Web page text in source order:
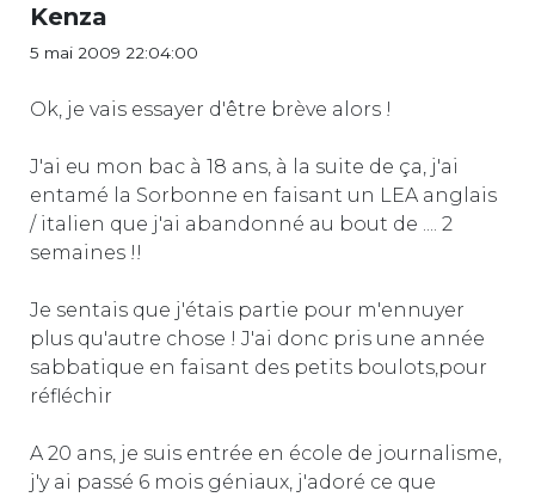
Kenza
5 mai 2009 22:04:00
Ok, je vais essayer d'être brève alors !
J'ai eu mon bac à 18 ans, à la suite de ça, j'ai
entamé la Sorbonne en faisant un LEA anglais
/ italien que j'ai abandonné au bout de .... 2
semaines !!
Je sentais que j'étais partie pour m'ennuyer
plus qu'autre chose ! J'ai donc pris une année
sabbatique en faisant des petits boulots,pour
réfléchir
A 20 ans, je suis entrée en école de journalisme,
j'y ai passé 6 mois géniaux, j'adoré ce que